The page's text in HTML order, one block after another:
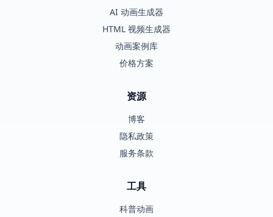
AI 动画生成器
HTML 视频生成器
动画案例库
价格方案
资源
博客
隐私政策
服务条款
工具
科普动画